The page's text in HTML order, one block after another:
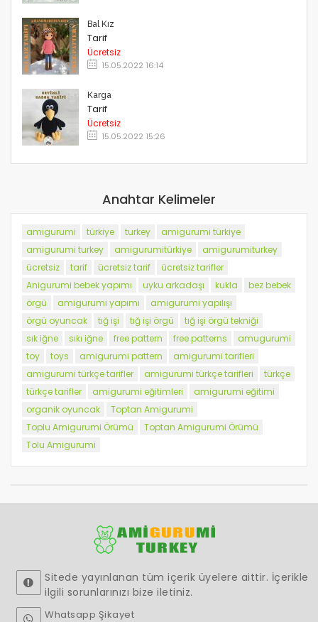
Bal Kız
Tarif
Ücretsiz
15.05.2022 16:14
Karga
Tarif
Ücretsiz
15.05.2022 15:26
Anahtar Kelimeler
amigurumi türkiye turkey
amigurumi türkiye
amigurumi turkey
amigurumitürkiye
amigurumiturkey
ücretsiz
tarif ücretsiz tarif
ücretsiz tarifler
Anigurumi bebek yapımı
uyku arkadaşı kukla
bez bebek
örgü
amigurumi yapımı
amigurumi yapılışı
örgü oyuncak
tığ işi tığ işi örgü
tığ işi örgü tekniği
sık iğne
sıkı iğne free pattern free patterns
amugurumi
toy
toys amigurumi pattern
amigurumi tarifleri
amigurumi türkçe tarifler
amigurumi türkçe tarifleri
türkçe
türkçe tarifler
amigurumi eğitimleri
amigurumi eğitimi
organik oyuncak
Toptan Amigurumi
Toplu Amigurumi Örümü
Toptan Amigurumi Örümü
Tolu Amigurumi
Sitede yayınlanan tüm içerik üyelere aittir. İçerikle
ilgili sorunlarınızı bize iletiniz.
Whatsapp Şikayet